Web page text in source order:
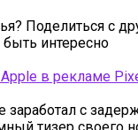
Поделиться с
интересно
в рекламе
заработал с